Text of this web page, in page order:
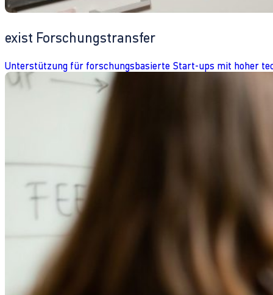
exist Forschungstransfer
Unterstützung für forschungsbasierte Start-ups mit hoher